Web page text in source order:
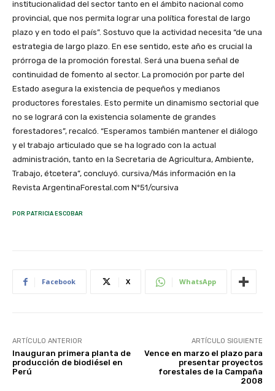
institucionalidad del sector tanto en el ámbito nacional como
provincial, que nos permita lograr una política forestal de largo
plazo y en todo el país”. Sostuvo que la actividad necesita “de una
estrategia de largo plazo. En ese sentido, este año es crucial la
prórroga de la promoción forestal. Será una buena señal de
continuidad de fomento al sector. La promoción por parte del
Estado asegura la existencia de pequeños y medianos
productores forestales. Esto permite un dinamismo sectorial que
no se logrará con la existencia solamente de grandes
forestadores”, recalcó. “Esperamos también mantener el diálogo
y el trabajo articulado que se ha logrado con la actual
administración, tanto en la Secretaria de Agricultura, Ambiente,
Trabajo, étcetera”, concluyó. cursiva/Más información en la
Revista ArgentinaForestal.com Nº51/cursiva
POR PATRICIA ESCOBAR
Facebook X WhatsApp
ARTÍCULO ANTERIOR
Inauguran primera planta de
producción de biodiésel en
Perú
ARTÍCULO SIGUIENTE
Vence en marzo el plazo para
presentar proyectos
forestales de la Campaña
2008